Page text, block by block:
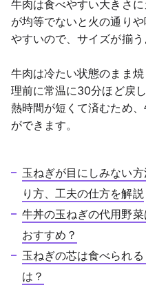
牛肉は食べやすい大きさ
が均等でないと火の通り
やすいので、サイズが揃う
牛肉は冷たい状態のまま
理前に常温に30分ほど戻
熱時間が短くて済むため
ができます。
玉ねぎが目にしみない
り方、工夫の仕方を解説
牛丼の玉ねぎの代用野
おすすめ？
玉ねぎの芯は食べられ
は？